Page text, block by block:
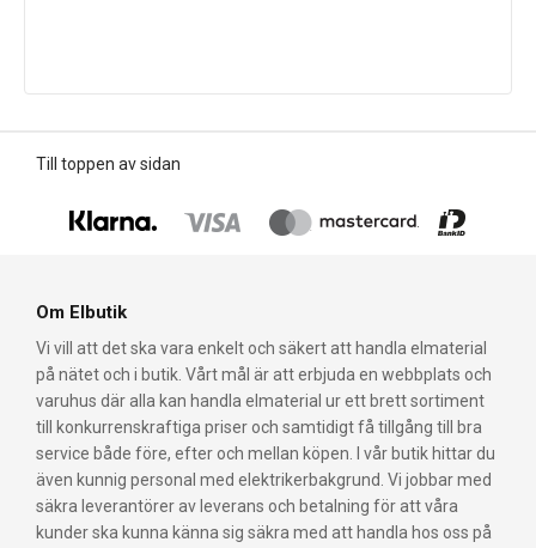
Till toppen av sidan
Om Elbutik
Vi vill att det ska vara enkelt och säkert att handla elmaterial
på nätet och i butik. Vårt mål är att erbjuda en webbplats och
varuhus där alla kan handla elmaterial ur ett brett sortiment
till konkurrenskraftiga priser och samtidigt få tillgång till bra
service både före, efter och mellan köpen. I vår butik hittar du
även kunnig personal med elektrikerbakgrund. Vi jobbar med
säkra leverantörer av leverans och betalning för att våra
kunder ska kunna känna sig säkra med att handla hos oss på